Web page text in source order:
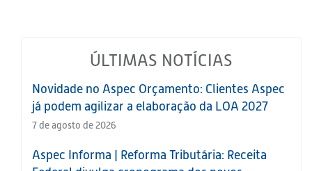
ÚLTIMAS NOTÍCIAS
Novidade no Aspec Orçamento: Clientes Aspec
já podem agilizar a elaboração da LOA 2027
7 de agosto de 2026
Aspec Informa | Reforma Tributária: Receita